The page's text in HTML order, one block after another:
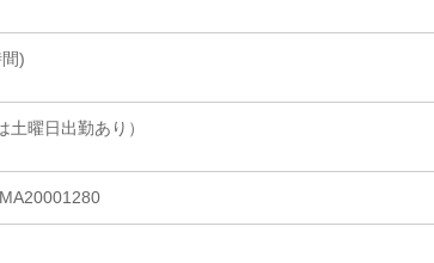
)
土曜日出勤あり）